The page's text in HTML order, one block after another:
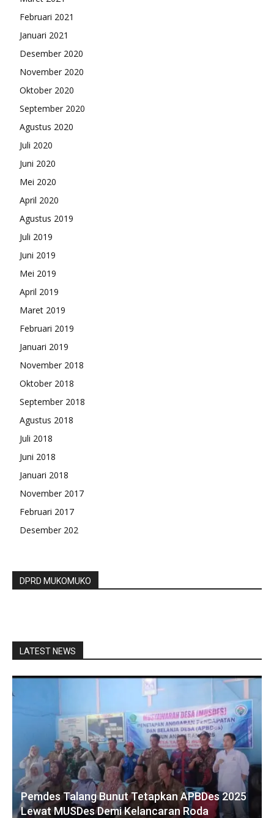
Februari 2021
Januari 2021
Desember 2020
November 2020
Oktober 2020
September 2020
Agustus 2020
Juli 2020
Juni 2020
Mei 2020
April 2020
Agustus 2019
Juli 2019
Juni 2019
Mei 2019
April 2019
Maret 2019
Februari 2019
Januari 2019
November 2018
Oktober 2018
September 2018
Agustus 2018
Juli 2018
Juni 2018
Januari 2018
November 2017
Februari 2017
Desember 202
DPRD MUKOMUKO
LATEST NEWS
Pemdes Talang Bunut Tetapkan APBDes 2025
Lewat MUSDes Demi Kelancaran Roda